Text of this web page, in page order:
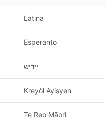
Latina
Esperanto
ייִדיש
Kreyòl Ayisyen
Te Reo Māori